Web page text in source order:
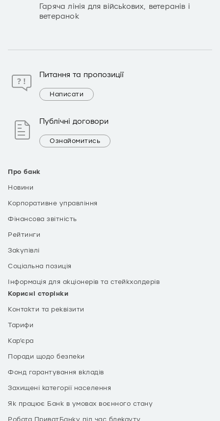
Про банк
Новини
Корпоративне управління
Фінансова звітність
Рейтинги
Закупівлі
Соціальна позиція
Інформація для акціонерів та стейкхолдерів
Корисні сторінки
Контакти та реквізити
Тарифи
Кар’єра
Поради щодо безпеки
Фонд гарантування вкладів
Захищені категорії населення
Як працює Банк в умовах воєнного стану
Гаряча лінія для військових, ветеранів і
ветеранок
Питання та пропозиції
Написати
Публічні договори
Ознайомитись